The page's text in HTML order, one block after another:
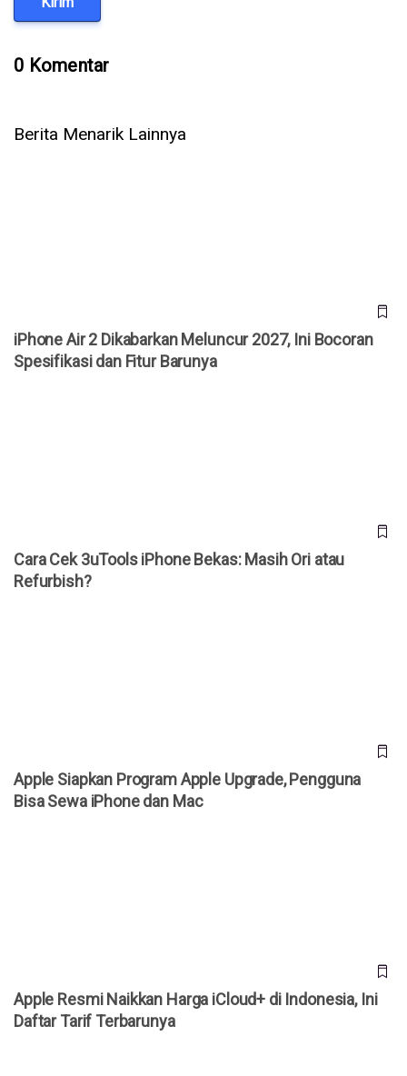
0 Komentar
Berita Menarik Lainnya
iPhone Air 2 Dikabarkan Meluncur 2027, Ini Bocoran
Spesifikasi dan Fitur Barunya
Cara Cek 3uTools iPhone Bekas: Masih Ori atau
Refurbish?
Apple Siapkan Program Apple Upgrade, Pengguna
Bisa Sewa iPhone dan Mac
Apple Resmi Naikkan Harga iCloud+ di Indonesia, Ini
Daftar Tarif Terbarunya